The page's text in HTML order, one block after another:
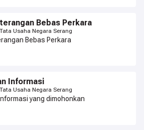
Bebas Perkara
Usaha Negara Serang
Bebas Perkara
Informasi
Usaha Negara Serang
yang dimohonkan